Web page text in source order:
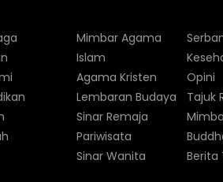
Mimbar Agama
Islam
Agama Kristen
Lembaran Budaya
Sinar Remaja
Pariwisata
Sinar Wanita
Opini
Tajuk
Berita